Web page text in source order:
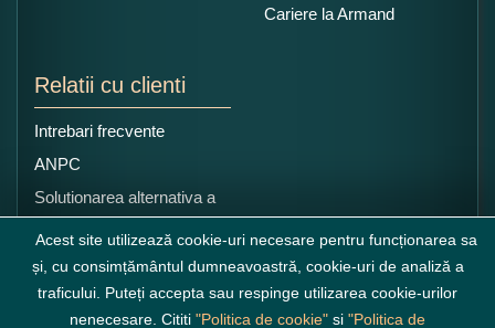
Cariere la Armand
Relatii cu clienti
Intrebari frecvente
ANPC
Solutionarea alternativa a
litigiilor
Acest site utilizează cookie-uri necesare pentru funcționarea sa
și, cu consimțământul dumneavoastră, cookie-uri de analiză a
traficului. Puteți accepta sau respinge utilizarea cookie-urilor
nenecesare. Cititi "Politica de cookie" si "Politica de